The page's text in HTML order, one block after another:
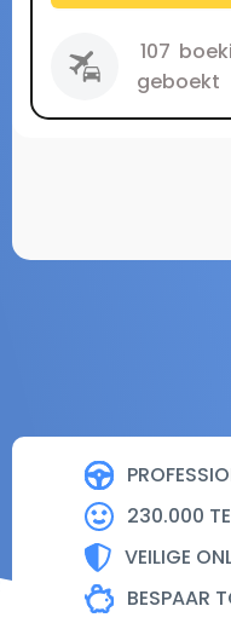
230.000
VEILIGE
BESPAAR
107
geboekt